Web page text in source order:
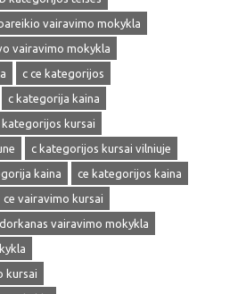
bareikio vairavimo mokykla
vairavimo mokykla
c ce kategorijos
c kategorija kaina
kategorijos kursai
c kategorijos kursai vilniuje
kaina
ce kategorijos kaina
ce vairavimo kursai
dorkanas vairavimo mokykla
kursai